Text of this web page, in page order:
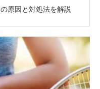
原因と対処法を解説